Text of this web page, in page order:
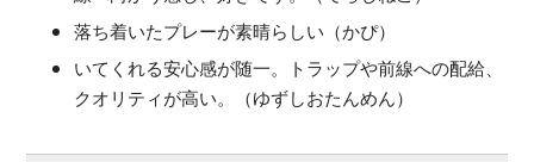
落ち着いたプレーが素晴らしい（かぴ）
いてくれる安心感が随一。トラップや前線への配給、
クオリティが高い。（ゆずしおたんめん）